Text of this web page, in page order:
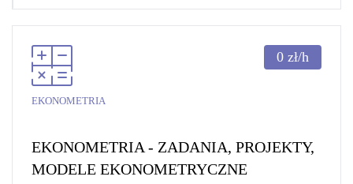
EKONOMETRIA
0 zł/h
EKONOMETRIA - ZADANIA, PROJEKTY,
MODELE EKONOMETRYCZNE